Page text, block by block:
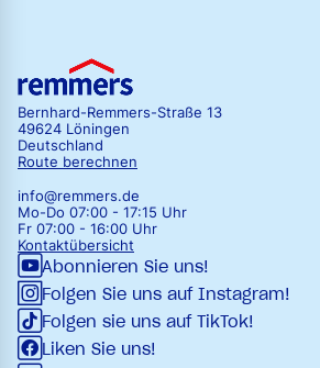
Bernhard-Remmers-Straße 13
49624 Löningen
Deutschland
Route berechnen
info@remmers.de
Mo-Do 07:00 - 17:15 Uhr
Fr 07:00 - 16:00 Uhr
Kontaktübersicht
Abonnieren Sie uns!
Folgen Sie uns auf Instagram!
Folgen sie uns auf TikTok!
Liken Sie uns!